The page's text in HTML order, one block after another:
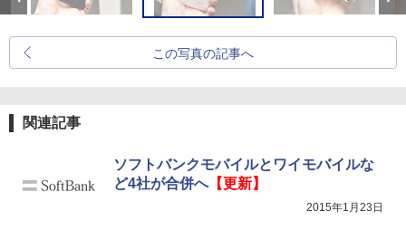
この写真の記事へ
関連記事
ソフトバンクモバイルとワイモバイルな
ど4社が合併へ【更新】
2015年1月23日